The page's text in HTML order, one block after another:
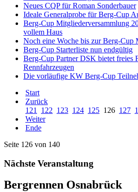
Neues CQP für Roman Sonderbauer
Ideale Generalprobe für Berg-Cup
Berg-Cup Mitgliederversammlung
vollem Haus
Noch eine Woche bis zur Berg-Cup
Berg-Cup Starterliste nun endgültig
Berg-Cup Partner DSK bietet freies
Rennfahrzeugen
Die vorläufige KW Berg-Cup
Start
Zurück
121
122 123 124 125 126 127
Weiter
Ende
Seite 126 von 140
Nächste Veranstaltung
Bergrennen Osnabrück